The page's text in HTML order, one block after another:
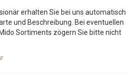
erhalten Sie bei uns automatisch
und Beschreibung. Bei eventuellen
Sortiments zögern Sie bitte nicht